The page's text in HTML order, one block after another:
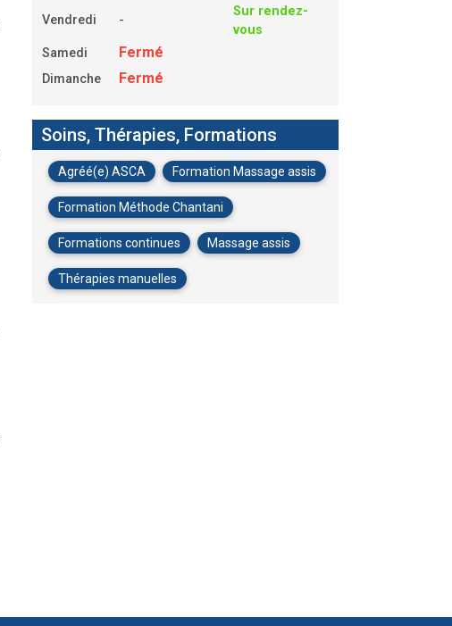
Vendredi
-
Sur rendez-
vous
Samedi
Fermé
Dimanche Fermé
Soins, Thérapies, Formations
Agréé(e) ASCA Formation Massage assis
Formation Méthode Chantani
Formations continues Massage assis
Thérapies manuelles